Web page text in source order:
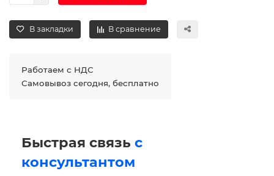
В закладки В сравнение
Работаем с НДС
Самовывоз сегодня, бесплатно
Быстрая связь с
консультантом